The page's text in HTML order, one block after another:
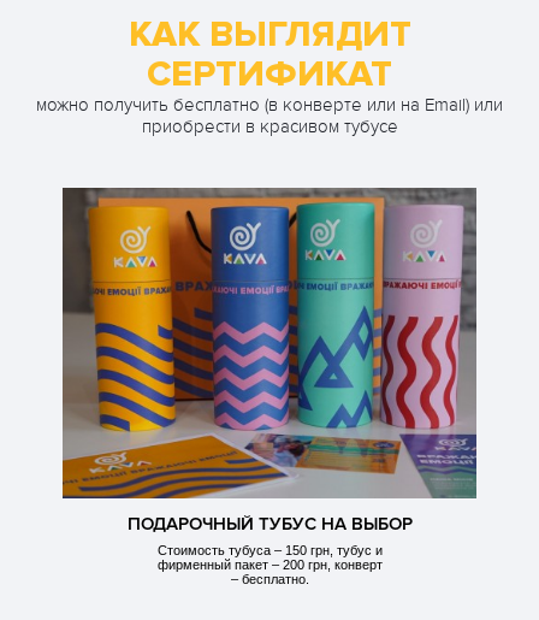
8 чел. / 120 минут грн
6 чел. / 180 минут грн
10 чел. / 180 минут
КАК ВЫГЛЯДИТ
СЕРТИФИКАТ
можно получить бесплатно (в конверте или на Email) или
приобрести в красивом тубусе
ПОДАРОЧНЫЙ ТУБУС НА ВЫБОР
Стоимость тубуса – 150 грн, тубус и
фирменный пакет – 200 грн, конверт
– бесплатно.